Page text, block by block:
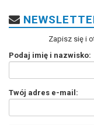
Zapisz się i
Podaj imię i nazwisko:
Twój adres e-mail: